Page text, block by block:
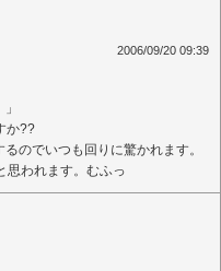
2006/09/20 09:39
か??
のでいつも回りに驚かれます。
思われます。むふっ